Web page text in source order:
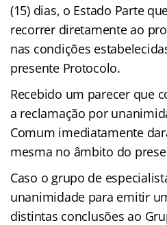
(15) dias, o Estado Parte
recorrer diretamente ao
nas condições
presente Protocolo.
Recebido um parecer que
a reclamação por
Comum imediatamente
mesma no âmbito do
Caso o grupo de
unanimidade para emitir
distintas conclusões ao